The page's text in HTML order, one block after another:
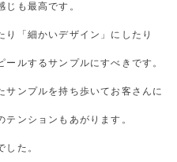
も最高です。
「細かいデザイン」にしたり
ルするサンプルにすべきです。
サンプルを持ち歩いてお客さんに
ンションもあがります。
た。